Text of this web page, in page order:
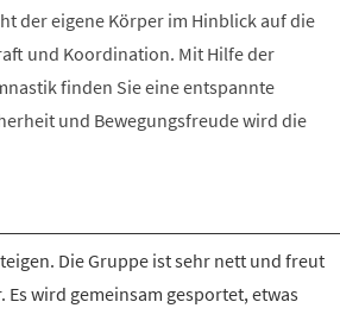
der eigene Körper im Hinblick auf die
und Koordination. Mit Hilfe der
finden Sie eine entspannte
und Bewegungsfreude wird die
Die Gruppe ist sehr nett und freut
wird gemeinsam gesportet, etwas